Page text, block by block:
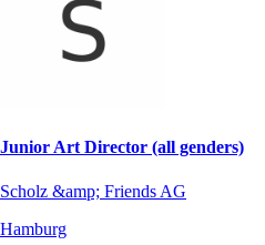
Junior Art Director (all genders)
Scholz &amp; Friends AG
Hamburg